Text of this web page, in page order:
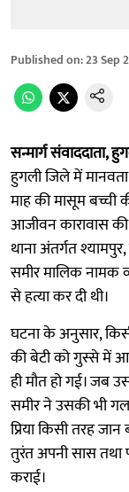
Published on:23 Sep
सन्मार्ग संवाददाता,
हुगली जिले में
माह की मासूम बच्ची
आजीवन कारावास
थाना अंतर्गत
समीर मालिक नामक
से हत्या कर दी थी।
घटना के अनुसार,
की बेटी को गुस्से में
ही मौत हो गई। जब
समीर ने उसकी भी
प्रिया किसी तरह
तुरंत अपनी सास तथा
कराई।